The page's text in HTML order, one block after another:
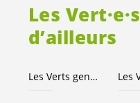
Les Vert·e·s
d’ailleurs
Les Verts genevois